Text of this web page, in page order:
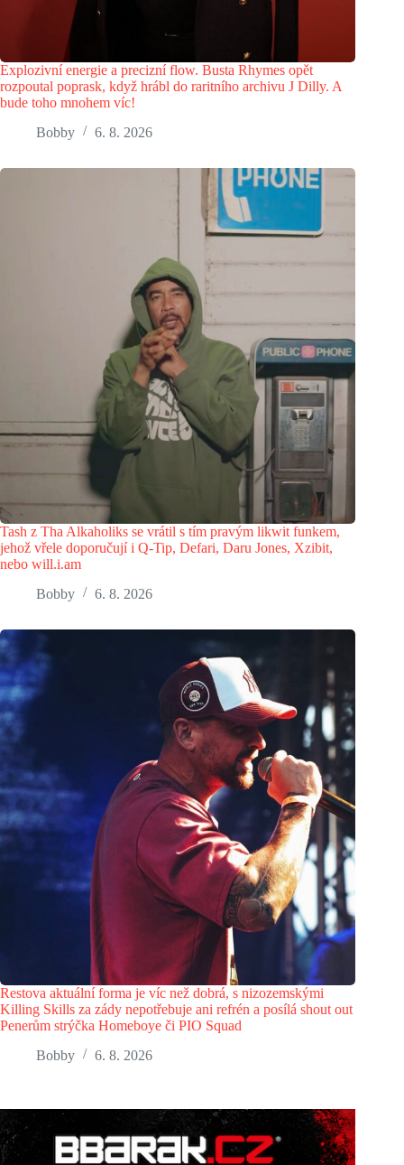
Explozivní energie a precizní flow. Busta Rhymes opět
rozpoutal poprask, když hrábl do raritního archivu J Dilly. A
bude toho mnohem víc!
Bobby
6. 8. 2026
Tash z Tha Alkaholiks se vrátil s tím pravým likwit funkem,
jehož vřele doporučují i Q-Tip, Defari, Daru Jones, Xzibit,
nebo will.i.am
Bobby
6. 8. 2026
Restova aktuální forma je víc než dobrá, s nizozemskými
Killing Skills za zády nepotřebuje ani refrén a posílá shout out
Penerům strýčka Homeboye či PIO Squad
Bobby
6. 8. 2026